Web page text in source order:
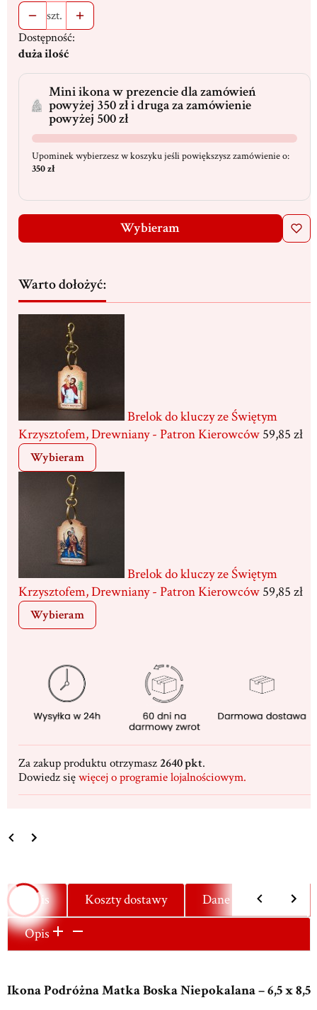
szt.
Dostępność:
duża ilość
Mini ikona w prezencie dla zamówień
powyżej 350 zł i druga za zamówienie
powyżej 500 zł
Upominek wybierzesz w koszyku jeśli powiększysz zamówienie o:
350 zł
Wybieram
Warto dołożyć:
Brelok do kluczy ze Świętym
Krzysztofem, Drewniany - Patron Kierowców 59,85 zł
Wybieram
Brelok do kluczy ze Świętym
Krzysztofem, Drewniany - Patron Kierowców 59,85 zł
Wybieram
Za zakup produktu otrzymasz 2640 pkt.
Dowiedz sięwięcej o programie lojalnościowym.
Opis Koszty dostawy
Dane techniczne
Opis
Ikona Podróżna Matka Boska Niepokalana – 6,5 x 8,5